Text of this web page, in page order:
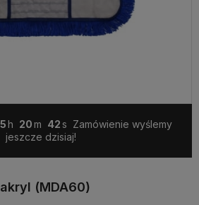
5 20 41
Zamówienie wyślemy
jeszcze dzisiaj!
(MDA60)